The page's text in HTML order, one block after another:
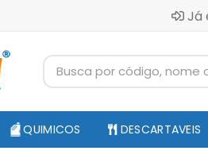
Já
QUIMICOS DESCARTAVEIS